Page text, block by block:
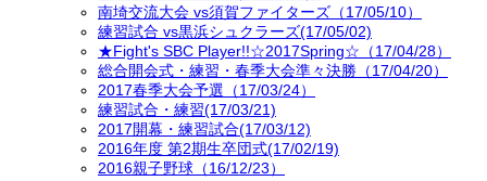
南埼交流大会 vs須賀ファイターズ（17/05/10）
練習試合 vs黒浜シュクラーズ(17/05/02)
★Fight's SBC Player!!☆2017Spring☆（17/04/28）
総合開会式・練習・春季大会準々決勝（17/04/20）
2017春季大会予選（17/03/24）
練習試合・練習(17/03/21)
2017開幕・練習試合(17/03/12)
2016年度 第2期生卒団式(17/02/19)
2016親子野球（16/12/23）